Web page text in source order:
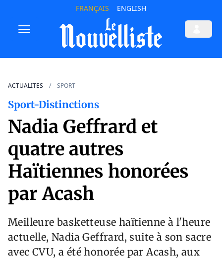
FRANÇAIS ENGLISH
ACTUALITES SPORT
Sport-Distinctions
Nadia Geffrard et
quatre autres
Haïtiennes honorées
par Acash
Meilleure basketteuse haïtienne à l'heure
actuelle, Nadia Geffrard, suite à son sacre
avec CVU, a été honorée par Acash, aux